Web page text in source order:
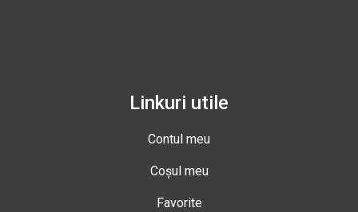
Linkuri utile
Contul meu
Coșul meu
Favorite